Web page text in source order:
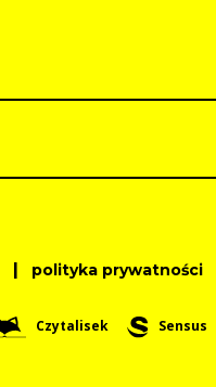
| polityka prywatności
Czytalisek Sensus